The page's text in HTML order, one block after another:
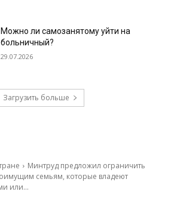
Можно ли самозанятому уйти на
больничный?
29.07.2026
Загрузить больше